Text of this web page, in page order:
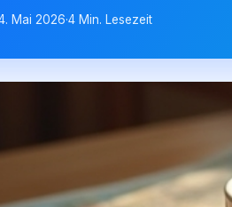
Mai 2026·4 Min. Lesezeit